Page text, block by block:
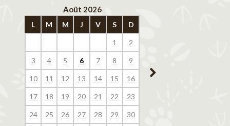
Août 2026
L M M J V S D
1 2
3 4 5 6 7 8 9
10 11 12 13 14 15 16
17 18 19 20 21 22 23
24 25 26 27 28 29 30
14